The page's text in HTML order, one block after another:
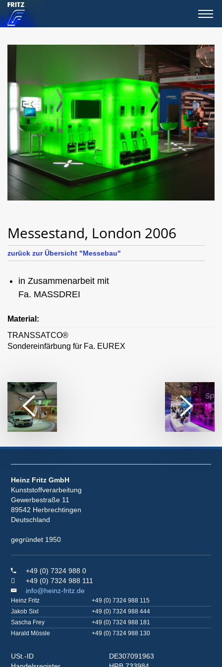
Messestand, London 2006
zurück zur Übersicht "Messebau"
in Zusammenarbeit mit
Fa. MASSDREI
Material:
TRANSSATCO®
Sondereinfärbung für Fa. EUREX
Heinz Fritz GmbH
Kunststoffverarbeitung
Gewerbestraße 11
89542 Herbrechtingen
Deutschland
gegründet 1950
+49 (0) 7324 988 0
+49 (0) 7324 988 111
info@heinz-fritz.de
Heinz Fritz
+49 (0) 7324 988 115
Jakob Sixl
+49 (0) 7324 988 444
Sascha Frey
+49 (0) 7324 988 181
Harald Mössle
+49 (0) 7324 988 130
USt.-ID
DE307091963